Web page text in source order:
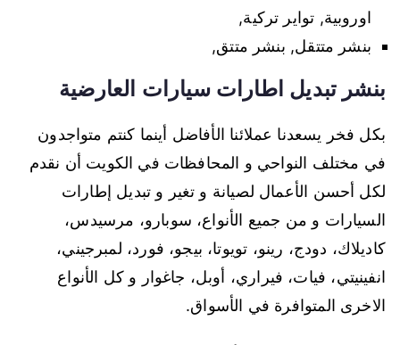
اوروبية, تواير تركية,
بنشر متتقل, بنشر متتق,
بنشر تبديل اطارات سيارات العارضية
بكل فخر يسعدنا عملائنا الأفاضل أينما كنتم متواجدون
في مختلف النواحي و المحافظات في الكويت أن نقدم
لكل أحسن الأعمال لصيانة و تغير و تبديل إطارات
السيارات و من جميع الأنواع، سوبارو، مرسيدس،
كاديلاك، دودج، رينو، تويوتا، بيجو، فورد، لمبرجيني،
انفينيتي، فيات، فيراري، أوبل، جاغوار و كل الأنواع
الاخرى المتوافرة في الأسواق.